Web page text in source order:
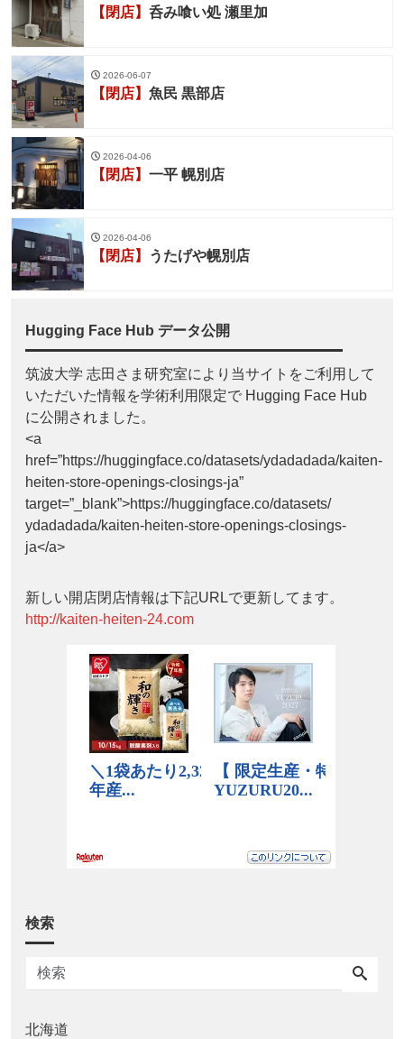
【閉店】 呑み喰い処 瀬里加
2026-06-07
【閉店】 魚民 黒部店
2026-04-06
【閉店】 一平 幌別店
2026-04-06
【閉店】 うたげや幌別店
Hugging Face Hub データ公開
筑波大学 志田さま研究室により当サイトをご利用して
いただいた情報を学術利用限定で Hugging Face Hub
に公開されました。
<a
href=”https://huggingface.co/datasets/ydadadada/kaiten-
heiten-store-openings-closings-ja”
target=”_blank”>https://huggingface.co/datasets/
ydadadada/kaiten-heiten-store-openings-closings-
ja</a>
新しい開店閉店情報は下記URLで更新してます。
http://kaiten-heiten-24.com
検索
北海道